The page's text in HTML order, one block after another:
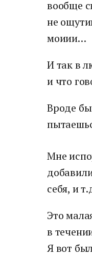
вообще
не
моиии…
И так в
и что
Вроде
Мне
себя, и
Это
в
Я вот